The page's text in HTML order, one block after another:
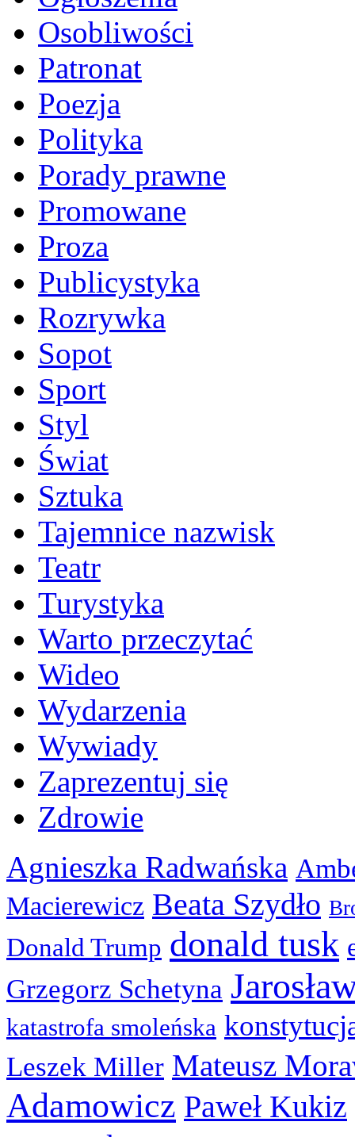
Osobliwości
Patronat
Poezja
Polityka
Porady prawne
Promowane
Proza
Publicystyka
Rozrywka
Sopot
Sport
Styl
Świat
Sztuka
Tajemnice nazwisk
Teatr
Turystyka
Warto przeczytać
Wideo
Wydarzenia
Wywiady
Zaprezentuj się
Zdrowie
Agnieszka Radwańska
Macierewicz Beata Szydło
Donald Trump donald tusk
Grzegorz Schetyna
katastrofa smoleńska
Leszek Miller Mateusz
Adamowicz Paweł Kukiz